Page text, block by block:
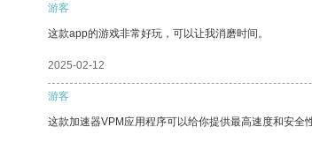
游客
这款app的游戏非常好玩，可以让我消磨时间。
2025-02-12
游客
这款加速器VPM应用程序可以给你提供最高速度和安全